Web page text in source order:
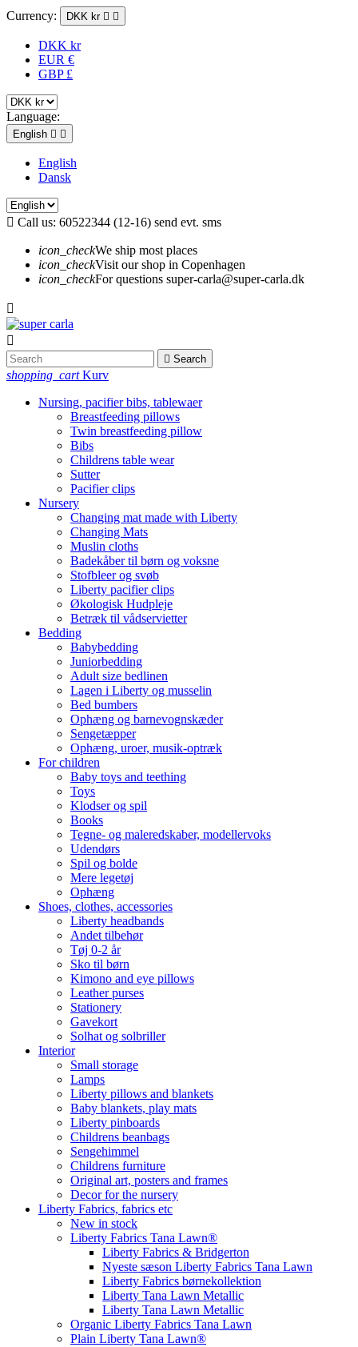
Currency: DKK kr  
DKK kr
EUR €
GBP £
Language:
English  
English
Dansk
 Call us: 60522344 (12-16) send evt. sms
icon_checkWe ship most places
icon_checkVisit our shop in Copenhagen
icon_checkFor questions super-carla@super-carla.dk


 Search
shopping_cart Kurv
Nursing, pacifier bibs, tablewaer
Breastfeeding pillows
Twin breastfeeding pillow
Bibs
Childrens table wear
Sutter
Pacifier clips
Nursery
Changing mat made with Liberty
Changing Mats
Muslin cloths
Badekåber til børn og voksne
Stofbleer og svøb
Liberty pacifier clips
Økologisk Hudpleje
Betræk til vådservietter
Bedding
Babybedding
Juniorbedding
Adult size bedlinen
Lagen i Liberty og musselin
Bed bumbers
Ophæng og barnevognskæder
Sengetæpper
Ophæng, uroer, musik-optræk
For children
Baby toys and teething
Toys
Klodser og spil
Books
Tegne- og maleredskaber, modellervoks
Udendørs
Spil og bolde
Mere legetøj
Ophæng
Shoes, clothes, accessories
Liberty headbands
Andet tilbehør
Tøj 0-2 år
Sko til børn
Kimono and eye pillows
Leather purses
Stationery
Gavekort
Solhat og solbriller
Interior
Small storage
Lamps
Liberty pillows and blankets
Baby blankets, play mats
Liberty pinboards
Childrens beanbags
Sengehimmel
Childrens furniture
Original art, posters and frames
Decor for the nursery
Liberty Fabrics, fabrics etc
New in stock
Liberty Fabrics Tana Lawn®
Liberty Fabrics & Bridgerton
Nyeste sæson Liberty Fabrics Tana Lawn
Liberty Fabrics børnekollektion
Liberty Tana Lawn Metallic
Liberty Tana Lawn Metallic
Organic Liberty Fabrics Tana Lawn
Plain Liberty Tana Lawn®